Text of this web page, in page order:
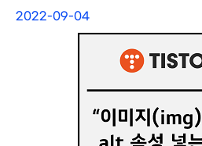
2022-09-04